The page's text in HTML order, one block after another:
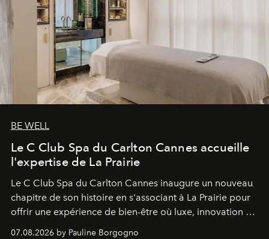
BE WELL
Le C Club Spa du Carlton Cannes accueille
l'expertise de La Prairie
Le C Club Spa du Carlton Cannes inaugure un nouveau
chapitre de son histoire en s'associant à La Prairie pour
offrir une expérience de bien-être où luxe, innovation et
expertise se rencontrent.
07.08.2026 by Pauline Borgogno